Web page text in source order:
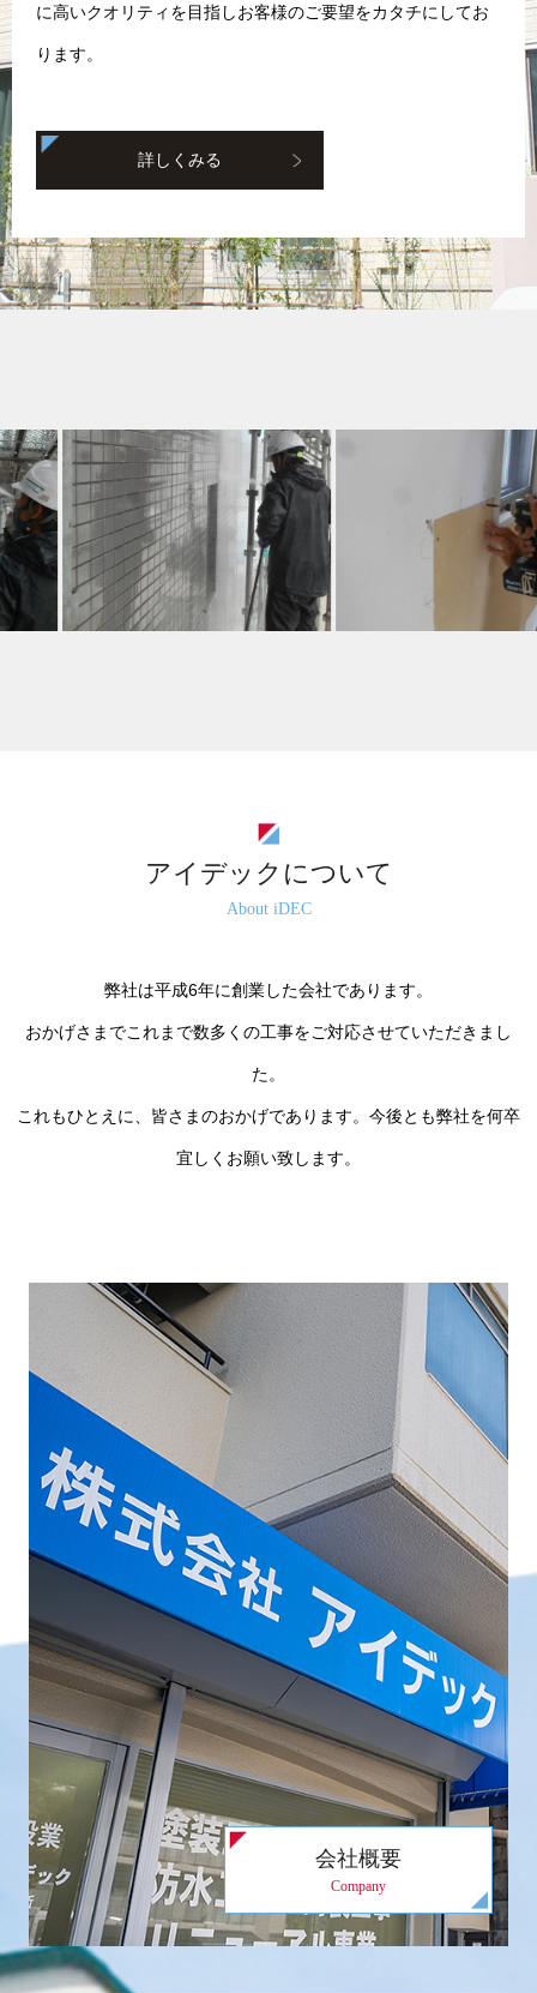
に高いクオリティを目指しお客様のご要望をカタチにしてお
ります。
詳しくみる
アイデックについて
About iDEC
弊社は平成6年に創業した会社であります。
おかげさまでこれまで数多くの工事をご対応させていただきまし
た。
これもひとえに、皆さまのおかげであります。今後とも弊社を何卒
宜しくお願い致します。
会社概要
Company